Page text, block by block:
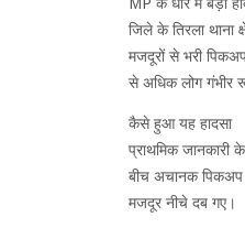
जिले के तिरला थाना
मजदूरों से भरी
से अधिक लोग गंभीर
कैसे हुआ यह हादसा
प्राथमिक
बीच अचानक
मजदूर नीचे दब गए।